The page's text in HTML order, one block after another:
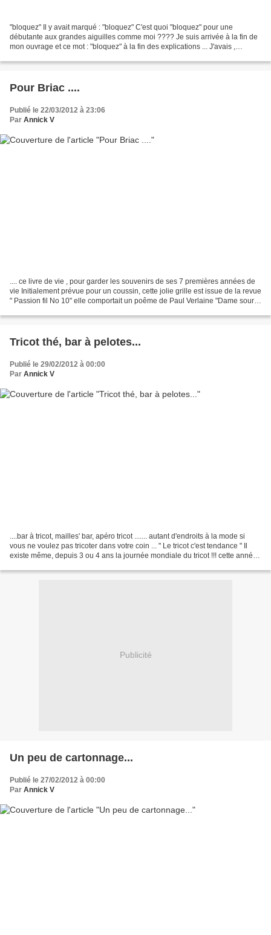
"bloquez" Il y avait marqué : "bloquez" C'est quoi "bloquez" pour une
débutante aux grandes aiguilles comme moi ???? Je suis arrivée à la fin de
mon ouvrage et ce mot : "bloquez" à la fin des explications ... J'avais ,
Pour Briac ....
Publié le 22/03/2012 à 23:06
Par Annick V
.... ce livre de vie , pour garder les souvenirs de ses 7 premières années de
vie Initialement prévue pour un coussin, cette jolie grille est issue de la revue
" Passion fil No 10" elle comportait un poême de Paul Verlaine "Dame souris
Tricot thé, bar à pelotes...
Publié le 29/02/2012 à 00:00
Par Annick V
....bar à tricot, mailles' bar, apéro tricot ....... autant d'endroits à la mode si
vous ne voulez pas tricoter dans votre coin ... " Le tricot c'est tendance " Il
existe même, depuis 3 ou 4 ans la journée mondiale du tricot !!! cette année
Publicité
Un peu de cartonnage...
Publié le 27/02/2012 à 00:00
Par Annick V